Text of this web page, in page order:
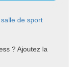
salle de sport
? Ajoutez la